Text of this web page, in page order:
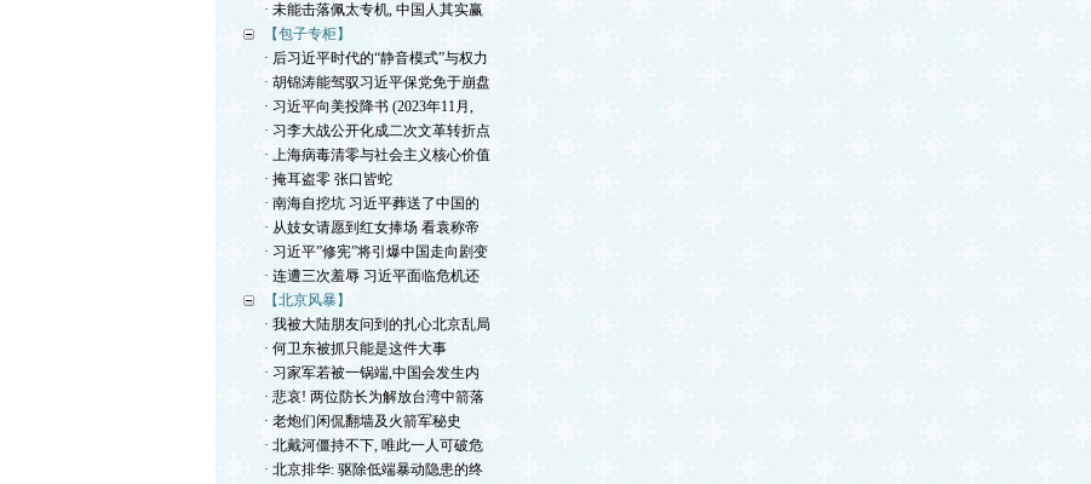
· 未能击落佩太专机, 中国人其实赢
【包子专柜】
· 后习近平时代的“静音模式”与权力
· 胡锦涛能驾驭习近平保党免于崩盘
· 习近平向美投降书 (2023年11月,
· 习李大战公开化成二次文革转折点
· 上海病毒清零与社会主义核心价值
· 掩耳盗零 张口皆蛇
· 南海自挖坑 习近平葬送了中国的
· 从妓女请愿到红女捧场 看袁称帝
· 习近平”修宪”将引爆中国走向剧变
· 连遭三次羞辱 习近平面临危机还
【北京风暴】
· 我被大陆朋友问到的扎心北京乱局
· 何卫东被抓只能是这件大事
· 习家军若被一锅端,中国会发生内
· 悲哀! 两位防长为解放台湾中箭落
· 老炮们闲侃翻墙及火箭军秘史
· 北戴河僵持不下, 唯此一人可破危
· 北京排华: 驱除低端暴动隐患的终